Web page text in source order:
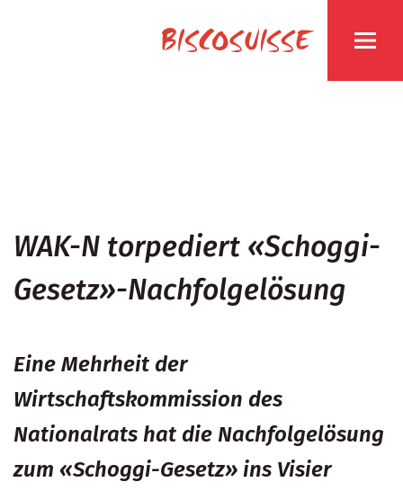
WAK-N torpediert «Schoggi-
Gesetz»-Nachfolgelösung
Eine Mehrheit der
Wirtschaftskommission des
Nationalrats hat die Nachfolgelösung
zum «Schoggi-Gesetz» ins Visier